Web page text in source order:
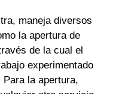
maneja diversos
la apertura de
de la cual el
experimentado
la apertura,